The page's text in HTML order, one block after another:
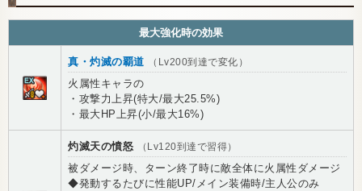
最大強化時の効果
真・灼滅の覇道 （Lv200到達で変化）
火属性キャラの
・攻撃力上昇(特大/最大25.5%)
・最大HP上昇(小/最大16%)
灼滅天の憤怒 （Lv120到達で習得）
被ダメージ時、ターン終了時に敵全体に火属性ダメージ
◆発動するたびに性能UP/メイン装備時/主人公のみ